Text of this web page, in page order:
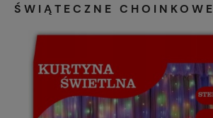
ŚWIĄTECZNE CHOINKOWE